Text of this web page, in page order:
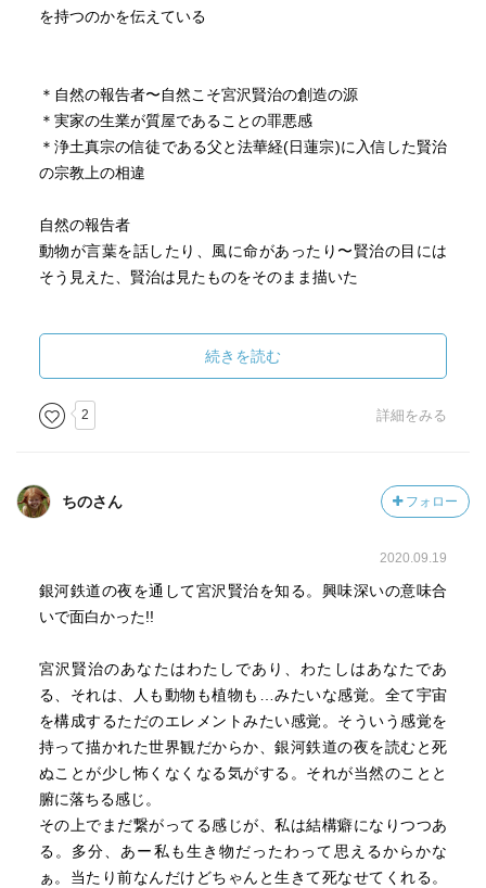
の行ないはすべてが巡りめぐって、いつか自分の身に降り
著者は、賢治の真似はできないが、そこで「自分は無力
だ」と諦めずに、世界を自分なりに捉え、自分にできるこ
とは何かと問い、行動に移していくことこそが、賢治から
のメッセージではないかと結ぶ。
巻末には100分de名著の番組内での対話(著者のロジャー・
パルバースさん✕京都大学こころの未来研究センター教授で
ある鎌田東二さん)が収められていた。
ますね。「ほんとうの幸い」というのは、宮沢賢治のほか
の作品にもありますが、それを求めていく過程に答えがあ
る、ということだと思います。」
「過程そのものが、幸せの答えでもある。だから、幸せと
の中に答えが存在している、「問いかけ」と「答え」の両
だとしたらこうして私が本書を読みながら「ほんとうの
幸」について思い巡らせている行為も、上記における「過
たされていくのを感じた。
100分de名著ならではの資料が嬉しかった。
①賢治が生きた時代の花巻
②宮沢家系図
③銀河鉄道の路線図
④賢治とトシの年表
⑤賢治のフィールドと題した地図
⑥『銀河鉄道の夜』の推敲過程
を持つのかを伝えている
＊自然の報告者〜自然こそ宮沢賢治の創造の源
＊実家の生業が質屋であることの罪悪感
＊浄土真宗の信徒である父と法華経(日蓮宗)に入信した賢治
の宗教上の相違
自然の報告者
動物が言葉を話したり、風に命があったり〜賢治の目には
そう見えた、賢治は見たものをそのまま描いた
＊人間も自然の一部である
＊自分は、自然界を形づくる分子の一つであり〜宇宙を含
めた森羅万象は、自分と一心同体である
＊人間のために自然を守ろうではなく、人間も動物も川も
の代わりに描いており、人間が高い位置から動物を見てい
る〜賢治の場合、人間も動物も木々もすべて同列であると
「農民芸術概論綱要」の序論に賢治の思想が集約されてい
る
＊世界がぜんたい幸福にならないうちは個人の幸福はあり
得ない
＊正しく強く生きるとは銀河系を自らの中に意識して、こ
れに応じて行くことである
続きを読む
2 詳細をみる
ちのさん フォロー
2020.09.19
銀河鉄道の夜を通して宮沢賢治を知る。興味深いの意味合
いで面白かった!!
宮沢賢治のあなたはわたしであり、わたしはあなたであ
る、それは、人も動物も植物も…みたいな感覚。全て宇宙
を構成するただのエレメントみたい感覚。そういう感覚を
持って描かれた世界観だからか、銀河鉄道の夜を読むと死
ぬことが少し怖くなくなる気がする。それが当然のことと
腑に落ちる感じ。
その上でまだ繋がってる感じが、私は結構癖になりつつあ
る。多分、あー私も生き物だったわって思えるからかな
ぁ。当たり前なんだけどちゃんと生きて死なせてくれる。